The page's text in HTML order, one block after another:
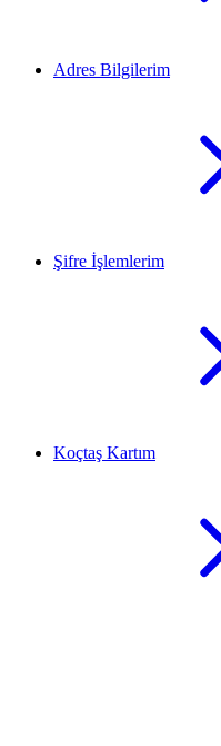
Adres Bilgilerim
Şifre İşlemlerim
Koçtaş Kartım